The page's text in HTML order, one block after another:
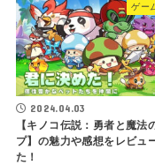
ゲー
2024.04.03
【キノコ伝説：勇者と魔法
プ】の魅力や感想をレビュ
た！